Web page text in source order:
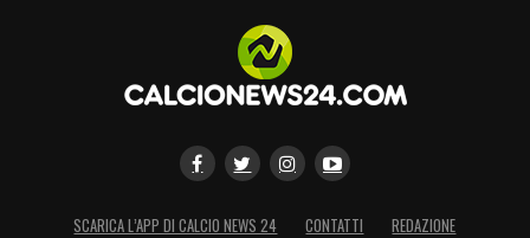
SCARICA L’APP DI CALCIO NEWS 24 CONTATTI REDAZIONE